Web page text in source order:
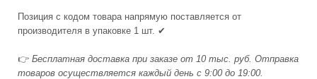
Позиция с кодом товара напрямую поставляется от
производителя в упаковке 1 шт. ✔
👉 Бесплатная доставка при заказе от 10 тыс. руб. Отправка
товаров осуществляется каждый день с 9:00 до 19:00.